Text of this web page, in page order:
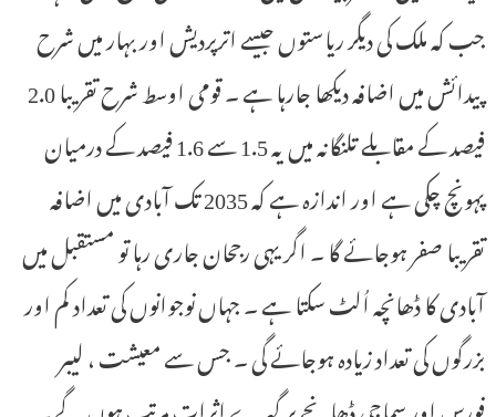
جب کہ ملک کی دیگر ریاستوں جیسے اترپردیش اور بہار میں شرح
پیدائش میں اضافہ دیکھا جارہا ہے ۔ قومی اوسط شرح تقریبا 2.0
فیصد کے مقابلے تلنگانہ میں یہ 1.5 سے 1.6 فیصد کے درمیان
پہونچ چکی ہے اور اندازہ ہے کہ 2035 تک آبادی میں اضافہ
تقریبا صفر ہوجائے گا ۔ اگر یہی رجحان جاری رہا تو مستقبل میں
آبادی کا ڈھانچہ اُلٹ سکتا ہے ۔ جہاں نوجوانوں کی تعداد کم اور
بزرگوں کی تعداد زیادہ ہوجائے گی ۔ جس سے معیشت ، لیبر